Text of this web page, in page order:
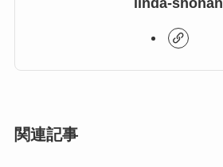
linda-shonan
関連記事